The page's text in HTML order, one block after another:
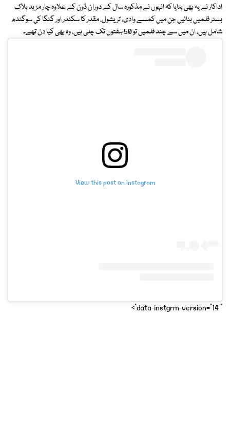
اداکار نے یہ بھی بتایا کہ انہوں نے مذکورہ سال کے دوران ڈون کے علاوہ چار مزید بلاک
بسٹر فلمیں بنائیں جن میں کمسے وادی، تریشول، مقدر کا سکندر اور گنگا کی سوگندھ
شامل ہیں، ان میں سے چند فلمیں تو 50 ہفتوں تک چلی ہیں، وہ بھی کیا دن تھے۔
View this post on Instagram
" data-instgrm-version="14">